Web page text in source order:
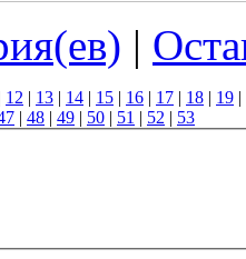
|
12 | 13 | 14 | 15 | 16 | 17 | 18 | 19 |
| 48 | 49 | 50 | 51 | 52 | 53